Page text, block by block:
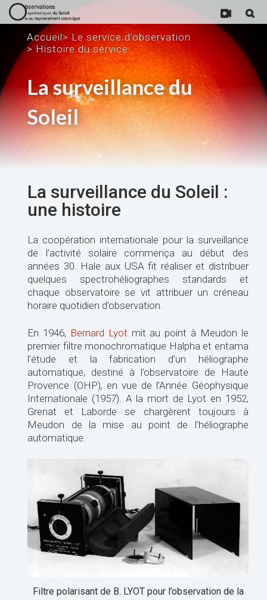
Accueil> Le service d’observation
> Histoire du service
La surveillance du
Soleil
La surveillance du Soleil :
une histoire
La coopération internationale pour la surveillance
de l’activité solaire commença au début des
années 30. Hale aux USA fit réaliser et distribuer
quelques spectrohéliographes standards et
chaque observatoire se vit attribuer un créneau
horaire quotidien d’observation.
En 1946, Bernard Lyot mit au point à Meudon le
premier filtre monochromatique Halpha et entama
l’étude et la fabrication d’un héliographe
automatique, destiné à l’observatoire de Haute
Provence (OHP), en vue de l’Année Géophysique
Internationale (1957). A la mort de Lyot en 1952,
Grenat et Laborde se chargèrent toujours à
Meudon de la mise au point de l’héliographe
automatique.
Filtre polarisant de B. LYOT pour l’observation de la